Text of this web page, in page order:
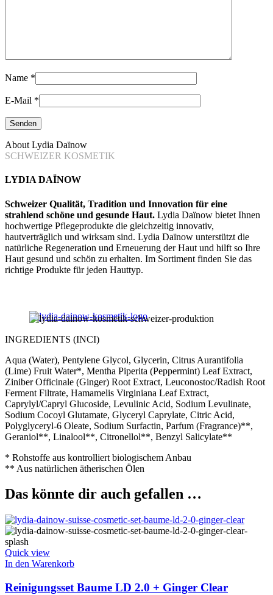
Name *
E-Mail *
About Lydia Daïnow
SCHWEIZER KOSMETIK
LYDIA DAÏNOW
Schweizer Qualität, Tradition und Innovation für eine
strahlend schöne und gesunde Haut. Lydia Daïnow bietet Ihnen
hochwertige Pflegeprodukte die gleichzeitig innovativ,
hautverträglich und wirksam sind. Lydia Daïnow unterstützt die
natürliche Regeneration und Erneuerung der Haut und hilft so Ihre
Haut gesund und schön zu erhalten. Im Sortiment finden Sie das
richtige Produkte für jeden Hauttyp.
INGREDIENTS (INCI)
Aqua (Water), Pentylene Glycol, Glycerin, Citrus Aurantifolia
(Lime) Fruit Water*, Mentha Piperita (Peppermint) Leaf Extract,
Ziniber Officinale (Ginger) Root Extract, Leuconostoc/Radish Root
Ferment Filtrate, Hamamelis Virginiana Leaf Extract,
Caprylyl/Capryl Glucoside, Levulinic Acid, Sodium Levulinate,
Sodium Cocoyl Glutamate, Glyceryl Caprylate, Citric Acid,
Polyglyceryl-6 Oleate, Sodium Surfactin, Parfum (Fragrance)**,
Geraniol**, Linalool**, Citronellol**, Benzyl Salicylate**
* Rohstoffe aus kontrolliert biologischem Anbau
** Aus natürlichen ätherischen Ölen
Das könnte dir auch gefallen …
Quick view
In den Warenkorb
Reinigungsset Baume LD 2.0 + Ginger Clear